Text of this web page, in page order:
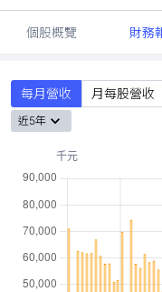
個股概覽 財務
每月營收 月每股營收
近5年